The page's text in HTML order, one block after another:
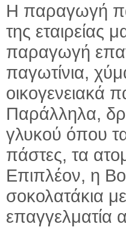
Η παραγωγή
της εταιρείας
παραγωγή
παγωτίνια,
οικογενειακά
Παράλληλα,
γλυκού όπου
πάστες, τα
Επιπλέον, η
σοκολατάκια
επαγγελματία